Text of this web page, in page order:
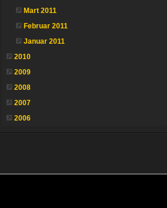
Mart 2011
Februar 2011
Januar 2011
2010
2009
2008
2007
2006